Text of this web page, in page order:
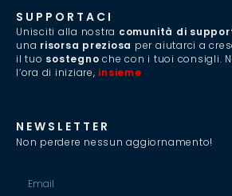
SUPPORTACI
Unisciti alla nostra comunità di
una risorsa preziosa per aiutarci a
il tuo sostegno che con i tuoi consigli.
l’ora di iniziare, insieme
NEWSLETTER
Non perdere nessun aggiornamento!